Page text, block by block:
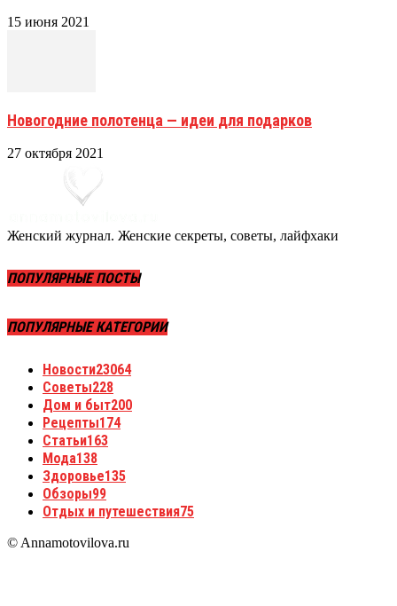
15 июня 2021
Новогодние полотенца — идеи для подарков
27 октября 2021
Женский журнал. Женские секреты, советы, лайфхаки
ПОПУЛЯРНЫЕ ПОСТЫ
ПОПУЛЯРНЫЕ КАТЕГОРИИ
Новости23064
Советы228
Дом и быт200
Рецепты174
Статьи163
Мода138
Здоровье135
Обзоры99
Отдых и путешествия75
© Annamotovilova.ru